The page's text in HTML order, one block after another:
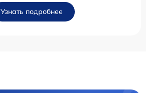
Узнать подробнее